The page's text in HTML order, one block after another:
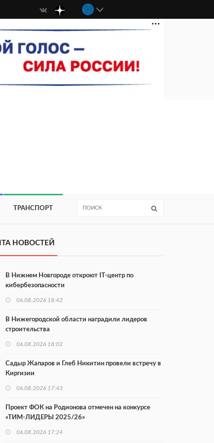
ТРАНСПОРТ
НОВОСТЕЙ
В Нижнем Новгороде откроют IT-центр по
кибербезопасности
06.08.2026 18:42
В Нижегородской области наградили лидеров
строительства
06.08.2026 18:02
Садыр Жапаров и Глеб Никитин провели встречу в
Киргизии
06.08.2026 17:43
Проект ФОК на Родионова отмечен на конкурсе
«ТИМ-ЛИДЕРЫ 2025/26»
06.08.2026 17:24